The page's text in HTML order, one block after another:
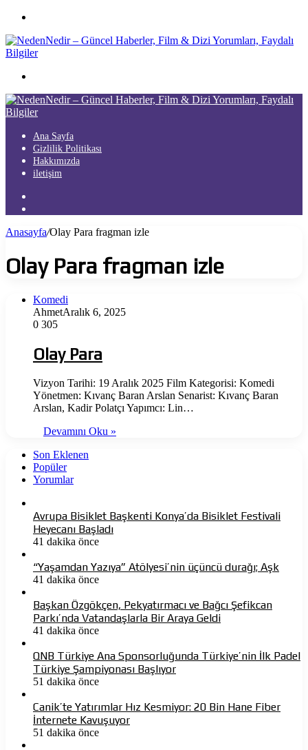
...
Ana Sayfa
Gizlilik Politikası
Hakkımızda
iletişim
...
Anasayfa/Olay Para fragman izle
Olay Para fragman izle
Komedi
AhmetAralık 6, 2025
0 305
Olay Para
Vizyon Tarihi: 19 Aralık 2025 Film Kategorisi: Komedi
Yönetmen: Kıvanç Baran Arslan Senarist: Kıvanç Baran
Arslan, Kadir Polatçı Yapımcı: Lin…
Devamını Oku »
Son Eklenen
Popüler
Yorumlar
Avrupa Bisiklet Başkenti Konya’da Bisiklet Festivali
Heyecanı Başladı
41 dakika önce
“Yaşamdan Yazıya” Atölyesi’nin üçüncü durağı; Aşk
41 dakika önce
Başkan Özgökçen, Pekyatırmacı ve Bağcı Şefikcan
Parkı’nda Vatandaşlarla Bir Araya Geldi
41 dakika önce
QNB Türkiye Ana Sponsorluğunda Türkiye’nin İlk Padel
Türkiye Şampiyonası Başlıyor
51 dakika önce
Canik’te Yatırımlar Hız Kesmiyor: 20 Bin Hane Fiber
İnternete Kavuşuyor
51 dakika önce